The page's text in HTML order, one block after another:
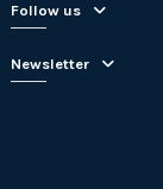
Follow us
Newsletter